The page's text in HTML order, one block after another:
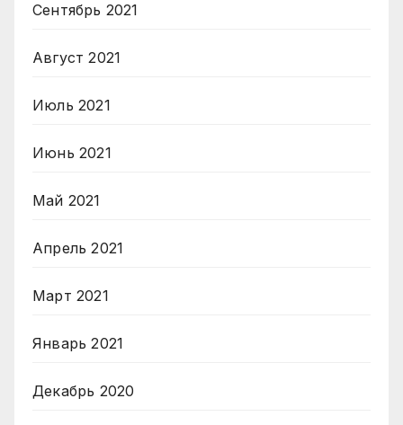
Сентябрь 2021
Август 2021
Июль 2021
Июнь 2021
Май 2021
Апрель 2021
Март 2021
Январь 2021
Декабрь 2020